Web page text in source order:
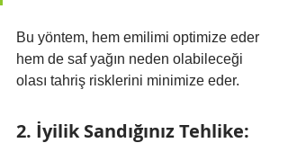
Bu yöntem, hem emilimi optimize eder
hem de saf yağın neden olabileceği
olası tahriş risklerini minimize eder.
2. İyilik Sandığınız Tehlike: